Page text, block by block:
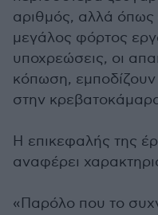
αριθμός, αλλά όπως
μεγάλος φόρτος
υποχρεώσεις, οι
κόπωση,
στην
Η επικεφαλής της
αναφέρει
«Παρόλο που το